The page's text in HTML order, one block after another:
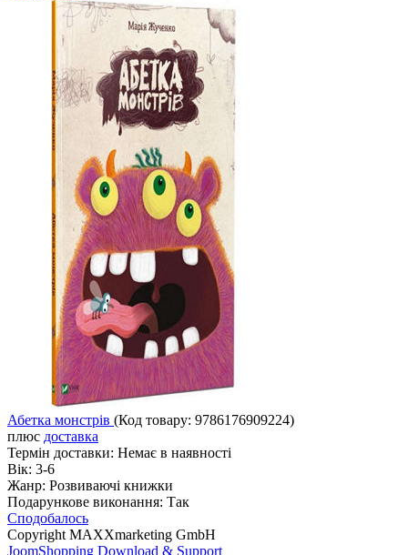
Абетка монстрів (Код товару: 9786176909224)
плюс доставка
Термін доставки: Немає в наявності
Вік: 3-6
Жанр: Розвиваючі книжки
Подарункове виконання: Так
Сподобалось
Copyright MAXXmarketing GmbH
JoomShopping Download & Support